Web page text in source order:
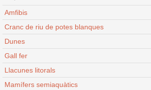
Amfibis
Cranc de riu de potes blanques
Dunes
Gall fer
Llacunes litorals
Mamífers semiaquàtics